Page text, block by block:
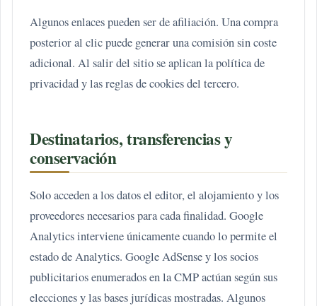
Algunos enlaces pueden ser de afiliación. Una compra
posterior al clic puede generar una comisión sin coste
adicional. Al salir del sitio se aplican la política de
privacidad y las reglas de cookies del tercero.
Destinatarios, transferencias y
conservación
Solo acceden a los datos el editor, el alojamiento y los
proveedores necesarios para cada finalidad. Google
Analytics interviene únicamente cuando lo permite el
estado de Analytics. Google AdSense y los socios
publicitarios enumerados en la CMP actúan según sus
elecciones y las bases jurídicas mostradas. Algunos